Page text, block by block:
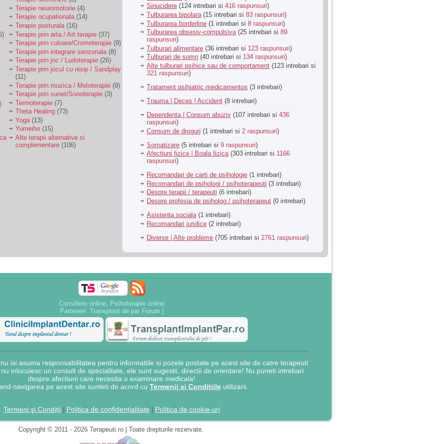
Terapie neuromotorie (4)
Terapie ocupationala(14)
Terapie posturala (16)
Terapie prin arta / Art terapie (37)
Terapie prin culoare/Cromoterapie (9)
Terapie prin integrare senzoriala (8)
Terapie prin joc / Ludoterapie (26)
Terapie prin jocul cu nisip / Sandplay
(11)
Terapie prin muzica / Meloterapie (9)
Terapie prin sunet/Sonoterapie (3)
Termoterapie (7)
Theta Healing (73)
Yoga (13)
Yumeiho (15)
Alte terapii alternative si
complementare (106)
Sinucidere (124 intrebari si 416 raspunsuri)
Tulburarea bipolara(15 intrebari si 83 raspunsuri)
Tulburarea borderline (1 intrebari si 8 raspunsuri)
Tulburarea obsesiv-compulsiva(25 intrebari si 89
raspunsuri)
Tulburari alimentare (36 intrebari si 123 raspunsuri)
Tulburari de somn (40 intrebari si 134 raspunsuri)
Alte tulburari psihice sau de comportament (123 intrebari si
321 raspunsuri)
Tratament psihiatric medicamentos (3 intrebari)
Trauma | Deces | Accident (8 intrebari)
Dependenta | Consum abuziv (107 intrebari si 436
raspunsuri)
Consum de droguri (1 intrebari si 2 raspunsuri)
Somatizare (5 intrebari si 9 raspunsuri)
Afectiuni fizice | Boala fizica(303 intrebari si 1166
raspunsuri)
Recomandari de carti de psihologie (1 intrebari)
Recomandari de psihologi / psihoterapeuti (3 intrebari)
Despre terapii / terapeuti (6 intrebari)
Despre profesia de psiholog / psihoterapeut (0 intrebari)
Asistenta sociala (1 intrebari)
Recomandari juridice (2 intrebari)
Diverse | Alte probleme (705 intrebari si 2761 raspunsuri)
Consiliere online, Psihoterapie online
Parteneri: Transplant de par Forum
isi asuma responsabilitatea pentru informatiile si pozele postate pe acest site de catre terapeuti
inlocuiesc un consult de specialitate, ele sunt sugestii, directii de orientare! Nu puneti intrebari
despre afectiuni care necesita o examinare medicala!
navigarea pe acest site sunteti de acord cu Termenii si Conditiile utilizarii.
Termeni şi Condiții| Politica de confidențialitate Politica de cookie-uri
Copyright © 2011 - 2026 Terapeuti.ro | Toate drepturile rezervate.